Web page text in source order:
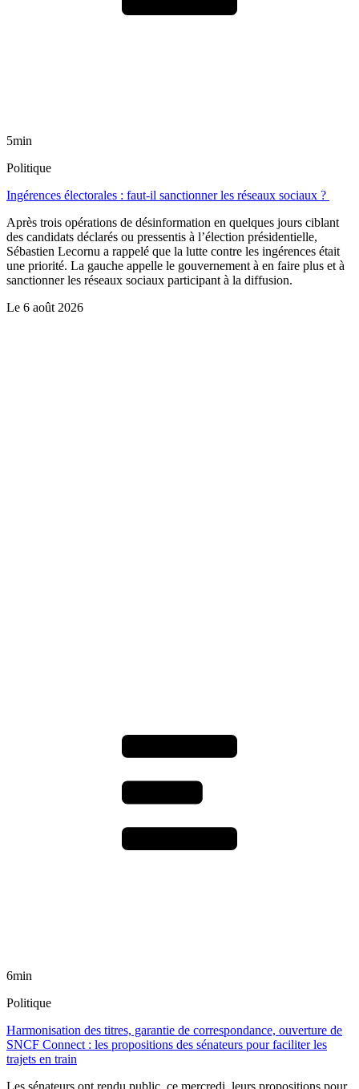
5min
Politique
Ingérences électorales : faut-il sanctionner les réseaux sociaux ?
Après trois opérations de désinformation en quelques jours ciblant
des candidats déclarés ou pressentis à l’élection présidentielle,
Sébastien Lecornu a rappelé que la lutte contre les ingérences était
une priorité. La gauche appelle le gouvernement à en faire plus et à
sanctionner les réseaux sociaux participant à la diffusion.
Le 6 août 2026
6min
Politique
Harmonisation des titres, garantie de correspondance, ouverture de
SNCF Connect : les propositions des sénateurs pour faciliter les
trajets en train
Les sénateurs ont rendu public, ce mercredi, leurs propositions pour